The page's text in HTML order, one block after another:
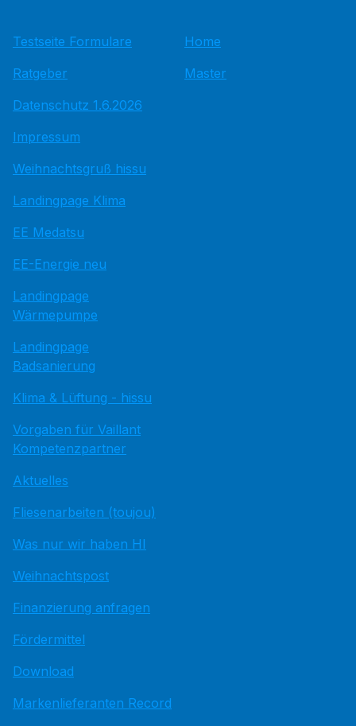
Testseite Formulare
Ratgeber
Datenschutz 1.6.2026
Impressum
Weihnachtsgruß hissu
Landingpage Klima
EE Medatsu
EE-Energie neu
Landingpage
Wärmepumpe
Landingpage
Badsanierung
Klima & Lüftung - hissu
Vorgaben für Vaillant
Kompetenzpartner
Aktuelles
Fliesenarbeiten (toujou)
Was nur wir haben HI
Weihnachtspost
Finanzierung anfragen
Fördermittel
Download
Markenlieferanten Record
Home
Master